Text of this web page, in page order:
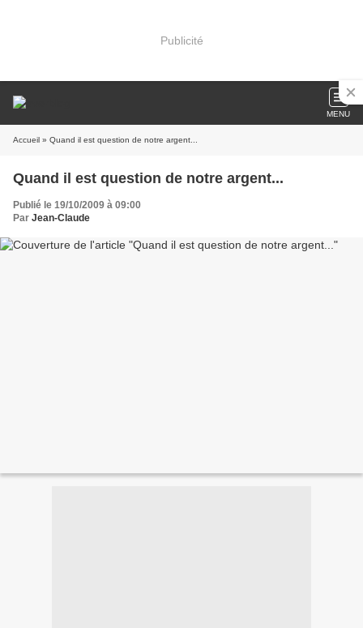
Publicité
MENU
Accueil » Quand il est question de notre argent...
Quand il est question de notre argent...
Publié le 19/10/2009 à 09:00
Par Jean-Claude